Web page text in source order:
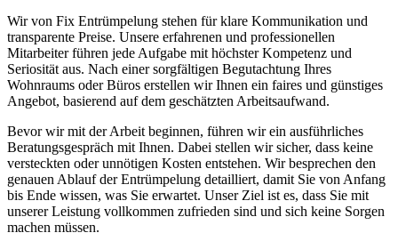
Wir von Fix Entrümpelung stehen für klare Kommunikation und
transparente Preise. Unsere erfahrenen und professionellen
Mitarbeiter führen jede Aufgabe mit höchster Kompetenz und
Seriosität aus. Nach einer sorgfältigen Begutachtung Ihres
Wohnraums oder Büros erstellen wir Ihnen ein faires und günstiges
Angebot, basierend auf dem geschätzten Arbeitsaufwand.
Bevor wir mit der Arbeit beginnen, führen wir ein ausführliches
Beratungsgespräch mit Ihnen. Dabei stellen wir sicher, dass keine
versteckten oder unnötigen Kosten entstehen. Wir besprechen den
genauen Ablauf der Entrümpelung detailliert, damit Sie von Anfang
bis Ende wissen, was Sie erwartet. Unser Ziel ist es, dass Sie mit
unserer Leistung vollkommen zufrieden sind und sich keine Sorgen
machen müssen.